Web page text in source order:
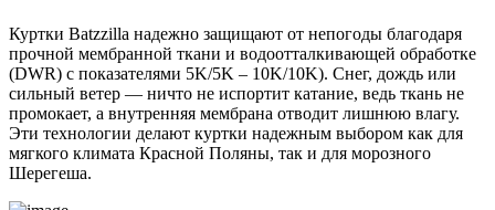
Куртки Batzzilla надежно защищают от непогоды благодаря
прочной мембранной ткани и водоотталкивающей обработке
(DWR) с показателями 5K/5K – 10K/10K). Снег, дождь или
сильный ветер — ничто не испортит катание, ведь ткань не
промокает, а внутренняя мембрана отводит лишнюю влагу.
Эти технологии делают куртки надежным выбором как для
мягкого климата Красной Поляны, так и для морозного
Шерегеша.